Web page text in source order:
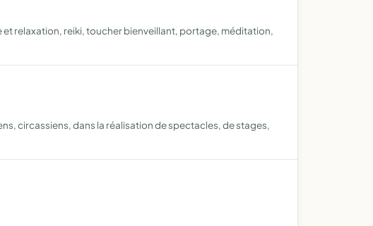
relaxation, reiki, toucher bienveillant, portage, méditation,
circassiens, dans la réalisation de spectacles, de stages,